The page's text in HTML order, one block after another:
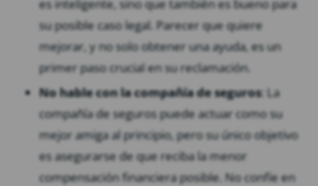
es inteligente, sino que también es bueno para
su posible caso legal. Parecer que quiere
mejorar, y no solo obtener una ayuda, es un
primer paso crucial en su reclamación.
No hable con la compañía de seguros: La
compañía de seguros puede actuar como su
mejor amiga al principio, pero su único objetivo
es asegurarse de que reciba la menor
compensación financiera posible. No confíe en